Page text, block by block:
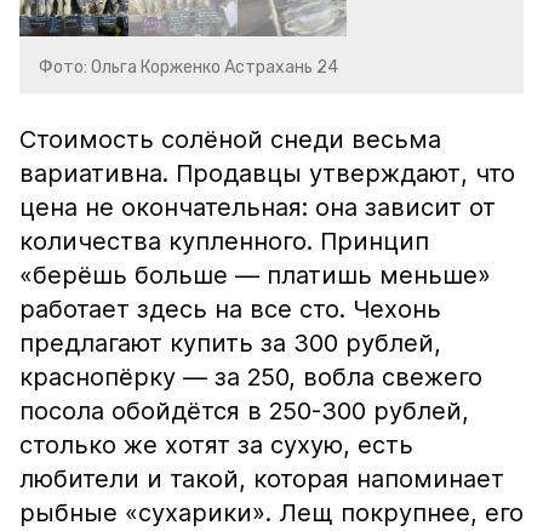
Фото: Ольга Корженко Астрахань 24
Стоимость солёной снеди весьма
вариативна. Продавцы утверждают, что
цена не окончательная: она зависит от
количества купленного. Принцип
«берёшь больше — платишь меньше»
работает здесь на все сто. Чехонь
предлагают купить за 300 рублей,
краснопёрку — за 250, вобла свежего
посола обойдётся в 250-300 рублей,
столько же хотят за сухую, есть
любители и такой, которая напоминает
рыбные «сухарики». Лещ покрупнее, его